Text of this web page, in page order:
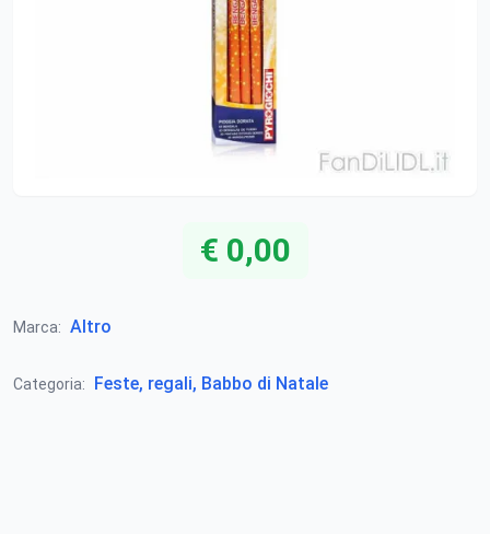
€ 0,00
Marca: Altro
Categoria: Feste, regali, Babbo di Natale